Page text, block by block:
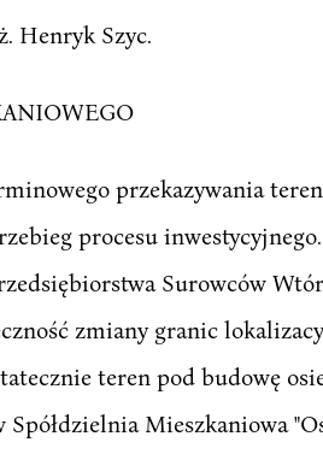
Henryk Szyc.
przekazywania
procesu
Surowców
zmiany granic
teren pod budowę
Mieszkaniowa